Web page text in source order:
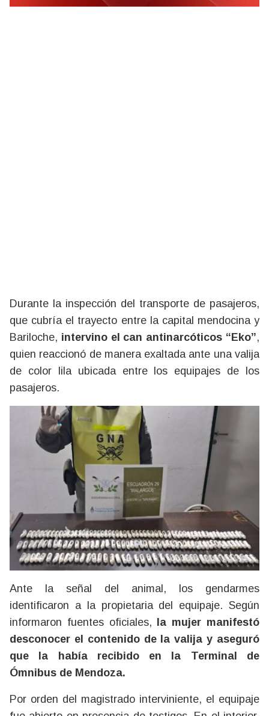
Durante la inspección del transporte de pasajeros,
que cubría el trayecto entre la capital mendocina y
Bariloche, intervino el can antinarcóticos “Eko”,
quien reaccionó de manera exaltada ante una valija
de color lila ubicada entre los equipajes de los
pasajeros.
Ante la señal del animal, los gendarmes
identificaron a la propietaria del equipaje. Según
informaron fuentes oficiales, la mujer manifestó
desconocer el contenido de la valija y aseguró
que la había recibido en la Terminal de
Ómnibus de Mendoza.
Por orden del magistrado interviniente, el equipaje